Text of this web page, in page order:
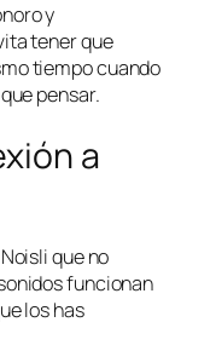
y
tener que
tiempo cuando
pensar.
a
que no
funcionan
los has